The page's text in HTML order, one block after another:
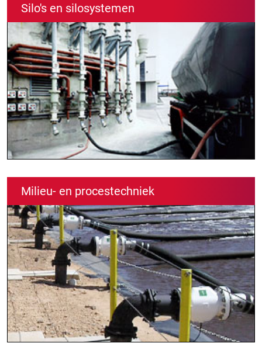
Silo's en silosystemen
Milieu- en procestechniek